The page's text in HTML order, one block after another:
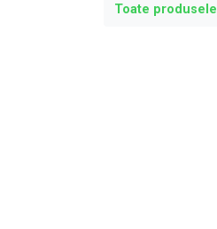
Toate produsele